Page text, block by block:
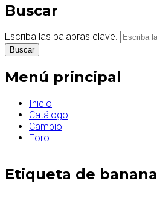
Buscar
Escriba las palabras clave.
Menú principal
Inicio
Catálogo
Cambio
Foro
Etiqueta de banana